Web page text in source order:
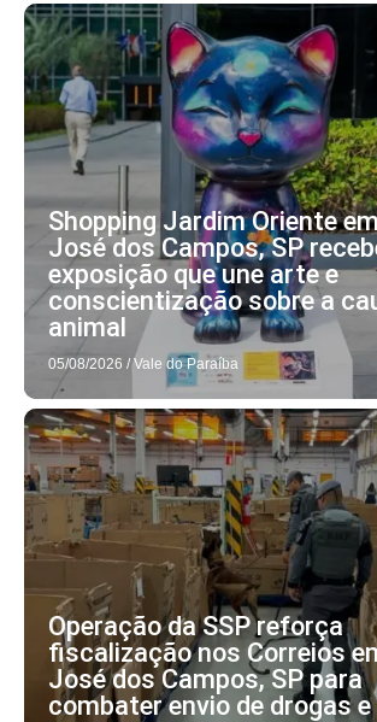
Shopping Jardim Oriente
José dos Campos, SP
exposição que une arte e
conscientização sobre a
animal
05/08/2026 / Vale do Paraíba
Operação da SSP reforça
fiscalização nos Correios
José dos Campos, SP para
combater envio de drogas